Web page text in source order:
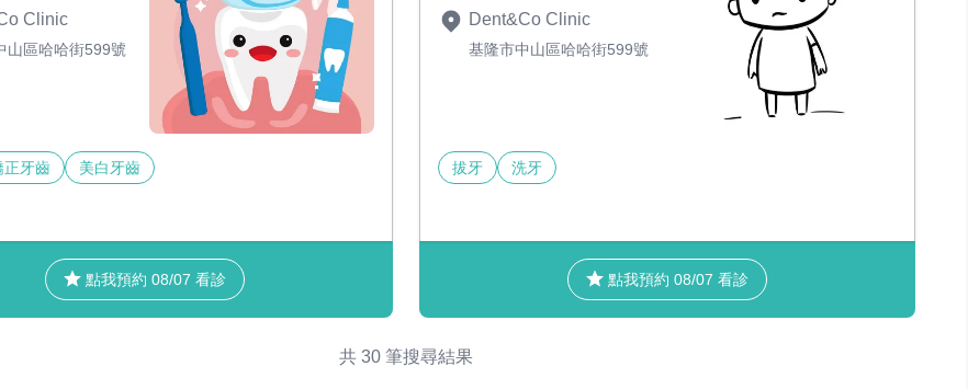
Clinic
山區哈哈街599號
正牙齒 美白牙齒
點我預約 08/07 看診
Dent&Co Clinic
基隆市中山區哈哈街599號
拔牙 洗牙
點我預約 08/07 看診
共 30 筆搜尋結果